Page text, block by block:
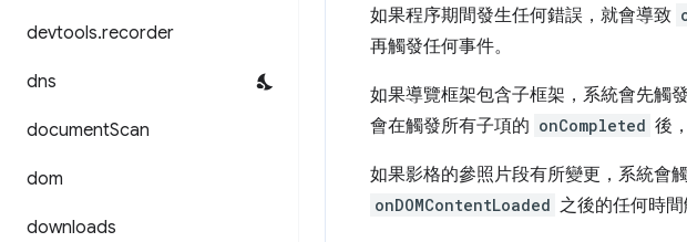
devtools.recorder
dns
documentScan
dom
downloads
如果程序期間發生任何錯誤，就會導致
再觸發任何事件。
如果導覽框架包含子框架，系統會先觸
會在觸發所有子項的 onCompleted 後
如果影格的參照片段有所變更，系統會
onDOMContentLoaded 之後的任何時